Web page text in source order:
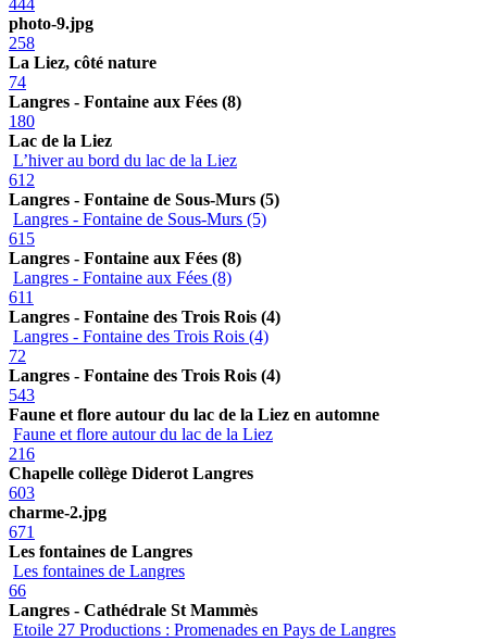
photo-9.jpg
258
La Liez, côté nature
74
Langres - Fontaine aux Fées (8)
180
Lac de la Liez
L’hiver au bord du lac de la Liez
612
Langres - Fontaine de Sous-Murs (5)
Langres - Fontaine de Sous-Murs (5)
615
Langres - Fontaine aux Fées (8)
Langres - Fontaine aux Fées (8)
611
Langres - Fontaine des Trois Rois (4)
Langres - Fontaine des Trois Rois (4)
72
Langres - Fontaine des Trois Rois (4)
543
Faune et flore autour du lac de la Liez en automne
Faune et flore autour du lac de la Liez
216
Chapelle collège Diderot Langres
603
charme-2.jpg
671
Les fontaines de Langres
Les fontaines de Langres
66
Langres - Cathédrale St Mammès
Etoile 27 Productions : Promenades en Pays de Langres